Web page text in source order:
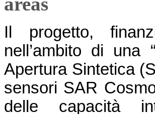
Il progetto,
nell’ambito di una
Apertura Sintetica
sensori SAR
delle capacità